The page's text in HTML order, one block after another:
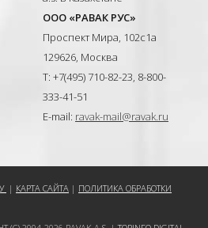
ООО «РАВАК РУС»
Проспект Мира, 102с1а
129626, Москва
T: +7(495) 710-82-23, 8-800-
333-41-51
E-mail: ravak-mail@ravak.ru
| КАРТА САЙТА | ПОЛИТИКА ОБРАБОТКИ